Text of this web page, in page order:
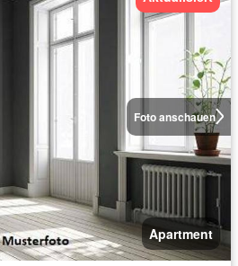
Foto anschauen
Apartment